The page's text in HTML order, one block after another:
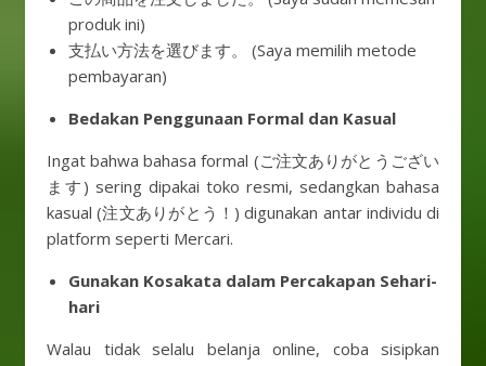
produk ini)
支払い方法を選びます。 (Saya memilih metode
pembayaran)
Bedakan Penggunaan Formal dan Kasual
Ingat bahwa bahasa formal (ご注文ありがとうござい
ます) sering dipakai toko resmi, sedangkan bahasa
kasual (注文ありがとう！) digunakan antar individu di
platform seperti Mercari.
Gunakan Kosakata dalam Percakapan Sehari-
hari
Walau tidak selalu belanja online, coba sisipkan